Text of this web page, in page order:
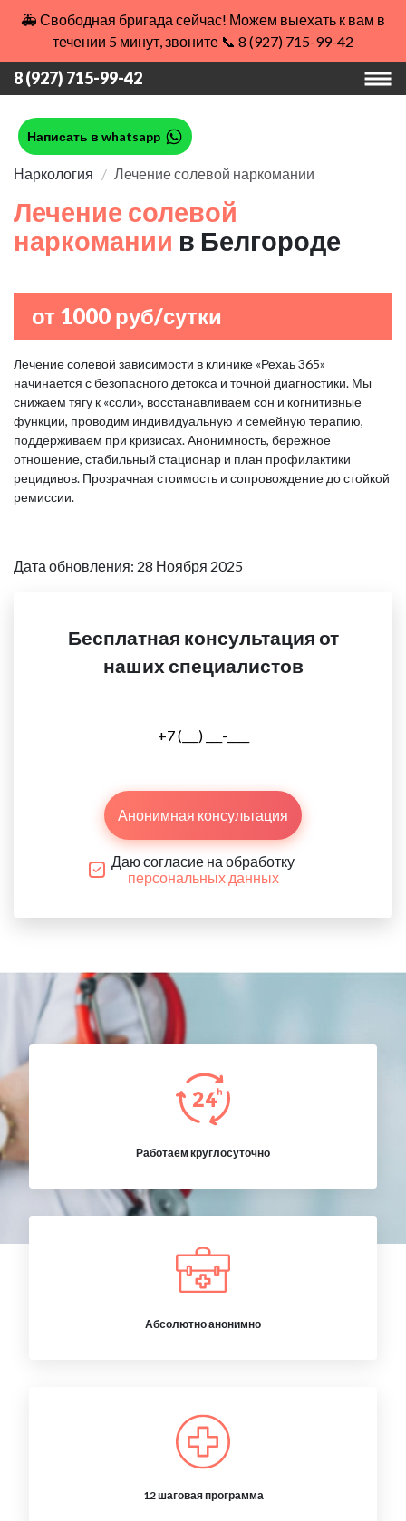
🚑 Свободная бригада сейчас! Можем выехать к вам в
течении 5 минут, звоните 📞 8 (927) 715-99-42
8 (927) 715-99-42
Написать в whatsapp
Наркология Лечение солевой наркомании
Лечение солевой
наркомании в Белгороде
от 1000 руб/сутки
Лечение солевой зависимости в клинике «Рехаь 365»
начинается с безопасного детокса и точной диагностики. Мы
снижаем тягу к «соли», восстанавливаем сон и когнитивные
функции, проводим индивидуальную и семейную терапию,
поддерживаем при кризисах. Анонимность, бережное
отношение, стабильный стационар и план профилактики
рецидивов. Прозрачная стоимость и сопровождение до стойкой
ремиссии.
Дата обновления: 28 Ноября 2025
Бесплатная консультация от
наших специалистов
Анонимная консультация
Даю согласие на обработку
персональных данных
Работаем круглосуточно
Абсолютно анонимно
12 шаговая программа